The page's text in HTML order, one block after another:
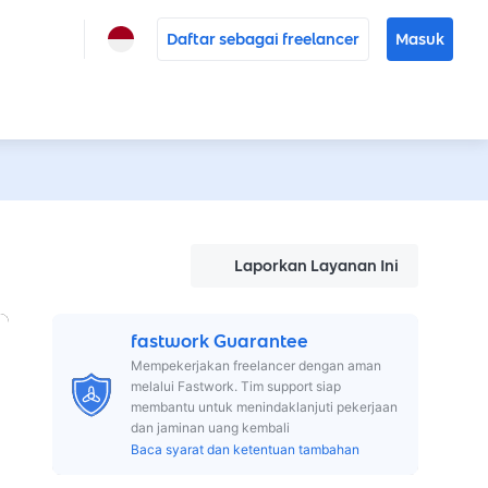
Daftar sebagai freelancer Masuk
Laporkan Layanan Ini
fastwork Guarantee
Mempekerjakan freelancer dengan aman
melalui Fastwork. Tim support siap
membantu untuk menindaklanjuti pekerjaan
dan jaminan uang kembali
Baca syarat dan ketentuan tambahan